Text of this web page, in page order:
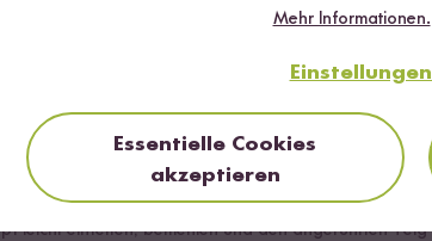
01
den hellen Rührkuchen am besten wie angegeben im
leicht einfetten, bemehlen und den angerührten
Mehr Informationen.
Essentielle Cookies
akzeptieren